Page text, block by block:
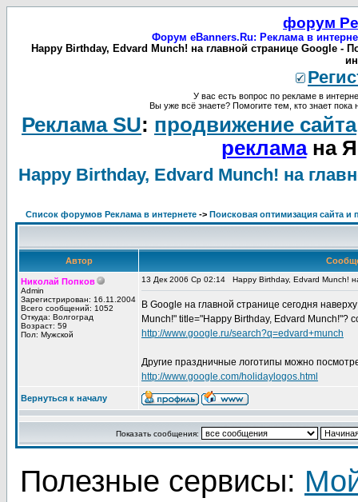
форум
Форум eBanners.Ru: Реклама в
Happy Birthday, Edvard Munch! на главной странице Google -
У вас есть вопрос по рекламе в
Вы уже всё знаете? Помогите тем, кто знает пока
Реклама SU: продвижение сайта
рекламана
Happy Birthday, Edvard Munch! на
Список форумов Реклама в интернете -> Поисковая оптимизация сайта
Автор
Николай Попков
Admin
Зарегистрирован: 16.11.2004
Всего сообщений: 1052
Откуда: Волгоград
Возраст: 59
Пол: Мужской
13 Дек 2006 Ср 02:14 Happy Birthday, Edvard Munch!
В Google на главной странице сегодня
Munch!" title="Happy Birthday, Edvard Munch!"?
http://www.google.ru/search?q=edvard+munch
Другие праздничные логотипы можно
http://www.google.com/holidaylogos.html
Вернуться к началу
Показать сообщения:
Полезные сервисы: